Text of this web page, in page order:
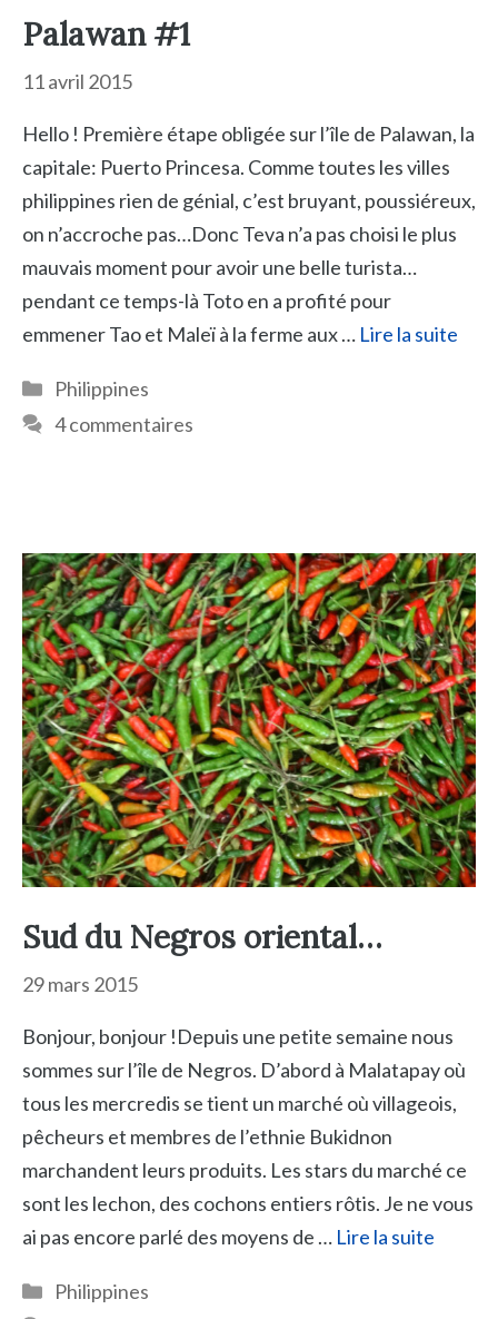
Palawan #1
11 avril 2015
Hello ! Première étape obligée sur l’île de Palawan, la
capitale: Puerto Princesa. Comme toutes les villes
philippines rien de génial, c’est bruyant, poussiéreux,
on n’accroche pas…Donc Teva n’a pas choisi le plus
mauvais moment pour avoir une belle turista…
pendant ce temps-là Toto en a profité pour
emmener Tao et Maleï à la ferme aux … Lire la suite
Catégories
Philippines
4 commentaires
Sud du Negros oriental…
29 mars 2015
Bonjour, bonjour !Depuis une petite semaine nous
sommes sur l’île de Negros. D’abord à Malatapay où
tous les mercredis se tient un marché où villageois,
pêcheurs et membres de l’ethnie Bukidnon
marchandent leurs produits. Les stars du marché ce
sont les lechon, des cochons entiers rôtis. Je ne vous
ai pas encore parlé des moyens de … Lire la suite
Catégories
Philippines